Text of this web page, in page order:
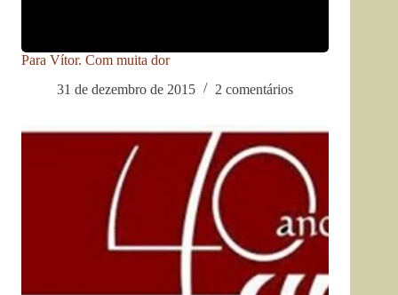
Para Vítor. Com muita dor
31 de dezembro de 2015
2 comentários